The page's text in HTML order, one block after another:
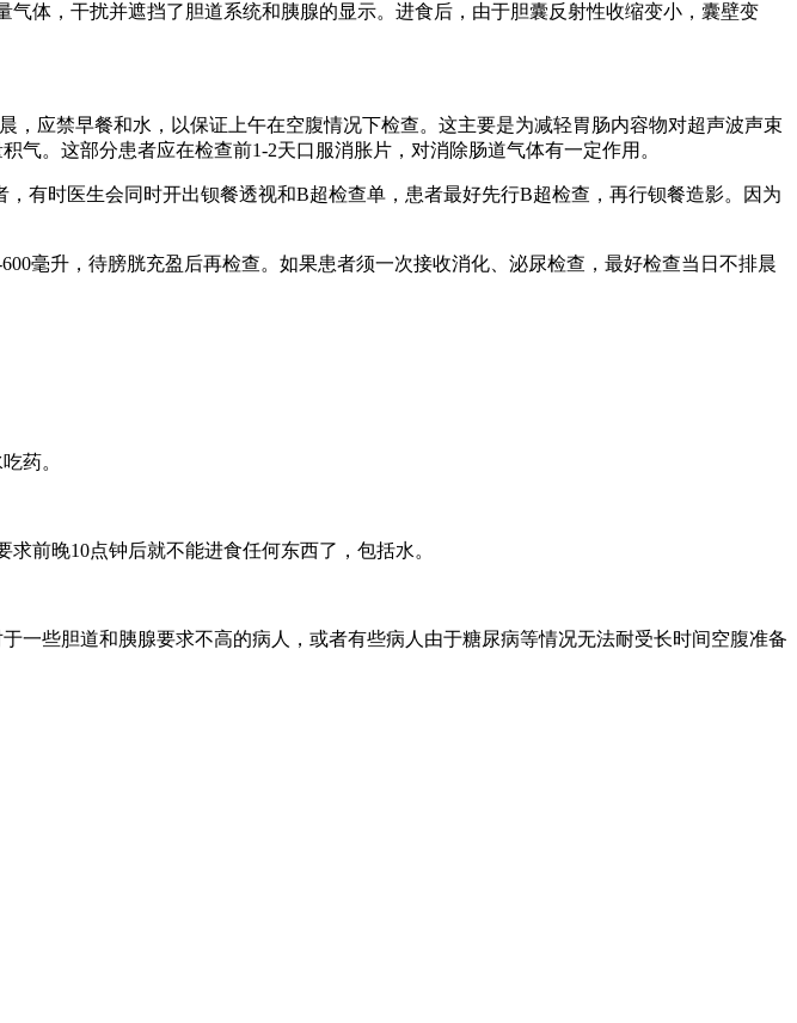
，干扰并遮挡了胆道系统和胰腺的显示。进食后，由于胆囊反射性收缩变小，囊壁变
应禁早餐和水，以保证上午在空腹情况下检查。这主要是为减轻胃肠内容物对超声波声束
。这部分患者应在检查前1-2天口服消胀片，对消除肠道气体有一定作用。
时医生会同时开出钡餐透视和B超检查单，患者最好先行B超检查，再行钡餐造影。因为
升，待膀胱充盈后再检查。如果患者须一次接收消化、泌尿检查，最好检查当日不排晨
药。
前晚10点钟后就不能进食任何东西了，包括水。
些胆道和胰腺要求不高的病人，或者有些病人由于糖尿病等情况无法耐受长时间空腹准备